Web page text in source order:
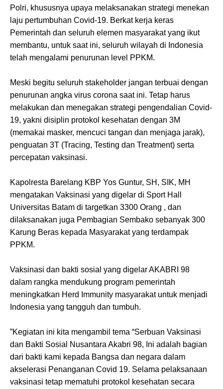
Polri, khususnya upaya melaksanakan strategi menekan
laju pertumbuhan Covid-19. Berkat kerja keras
Pemerintah dan seluruh elemen masyarakat yang ikut
membantu, untuk saat ini, seluruh wilayah di Indonesia
telah mengalami penurunan level PPKM.
Meski begitu seluruh stakeholder jangan terbuai dengan
penurunan angka virus corona saat ini. Tetap harus
melakukan dan menegakan strategi pengendalian Covid-
19, yakni disiplin protokol kesehatan dengan 3M
(memakai masker, mencuci tangan dan menjaga jarak),
penguatan 3T (Tracing, Testing dan Treatment) serta
percepatan vaksinasi.
Kapolresta Barelang KBP Yos Guntur, SH, SIK, MH
mengatakan Vaksinasi yang digelar di Sport Hall
Universitas Batam di targetkan 3300 Orang , dan
dilaksanakan juga Pembagian Sembako sebanyak 300
Karung Beras kepada Masyarakat yang terdampak
PPKM.
Vaksinasi dan bakti sosial yang digelar AKABRI 98
dalam rangka mendukung program pemerintah
meningkatkan Herd Immunity masyarakat untuk menjadi
Indonesia yang tangguh dan tumbuh.
”Kegiatan ini kita mengambil tema “Serbuan Vaksinasi
dan Bakti Sosial Nusantara Akabri 98, Ini adalah bagian
dari bakti kami kepada Bangsa dan negara dalam
akselerasi Penanganan Covid 19. Selama pelaksanaan
vaksinasi tetap mematuhi protokol kesehatan secara